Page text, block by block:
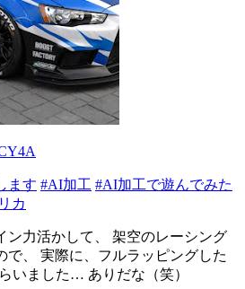
ます #AI加工 #AI加工で遊んでみた
カ
ン力活かして、 架空のレーシング
で、 実際に、フルラッピングした
いました… ありだな（笑）